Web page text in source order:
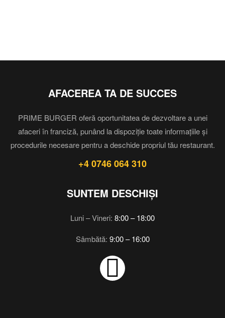
AFACEREA TA DE SUCCES
PRIME BURGER oferă oportunitatea de dezvoltare a unei
afaceri în franciză, punând la dispoziție toate informațiile și
procedurile necesare pentru a deschide propriul tău restaurant.
+4 0746 064 310
SUNTEM DESCHIȘI
Luni – Vineri: 8:00 – 18:00
Sâmbătă: 9:00 – 16:00